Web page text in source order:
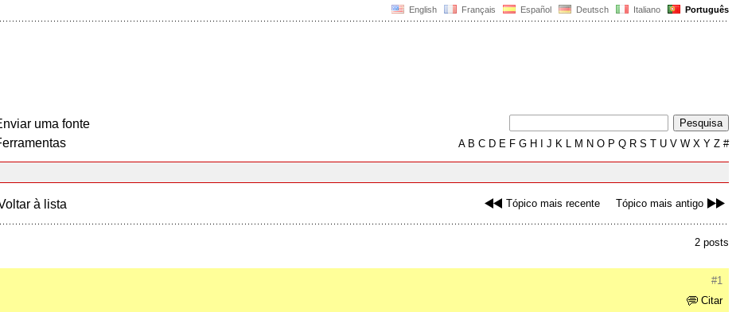
English Français Español Deutsch Italiano Português
uma fonte
AB C D E F G H J K L M N O P Q R S T U V W X Y Z #
Tópico mais recente Tópico mais antigo
à lista
2 posts
#1
Citar